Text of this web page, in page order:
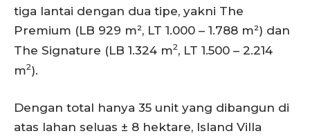
tiga lantai dengan dua tipe, yakni The
Premium (LB 929 m², LT 1.000 – 1.788 m²) dan
The Signature (LB 1.324 m2, LT 1.500 – 2.214
m2).
Dengan total hanya 35 unit yang dibangun di
atas lahan seluas ± 8 hektare, Island Villa